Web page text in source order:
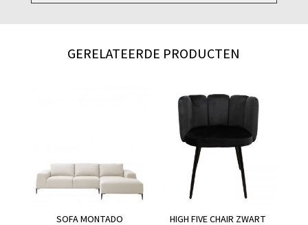
GERELATEERDE PRODUCTEN
SOFA MONTADO HIGH FIVE CHAIR ZWART